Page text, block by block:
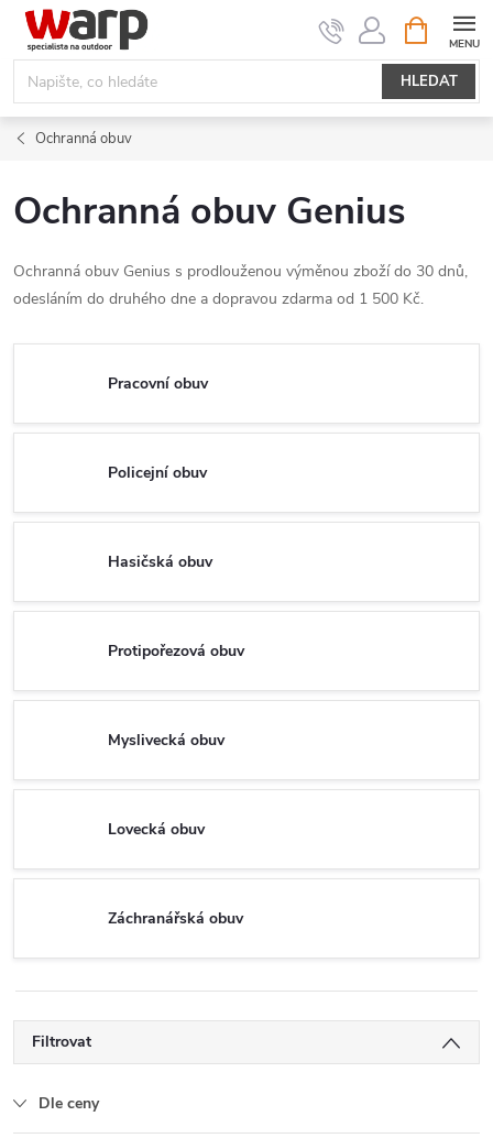
Přejít
obsah
HLEDAT
NÁKUPNÍ
KOŠÍK
Ochranná obuv
Ochranná obuv Genius
Ochranná obuv Genius s prodlouženou výměnou zboží do 30 dnů,
odesláním do druhého dne a dopravou zdarma od 1 500 Kč.
Pracovní obuv
Policejní obuv
Hasičská obuv
Protipořezová obuv
Myslivecká obuv
Lovecká obuv
Záchranářská obuv
Filtrovat
Dle ceny